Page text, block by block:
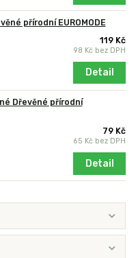
přírodní EUROMODE
119 Kč
98 Kč bez DPH
Detail
Dřevěné přírodní
79 Kč
65 Kč bez DPH
Detail